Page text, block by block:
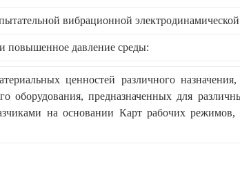
вибрационной
повышенное давление среды:
ценностей различного
оборудования, предназначенных для
на основании Карт рабочих